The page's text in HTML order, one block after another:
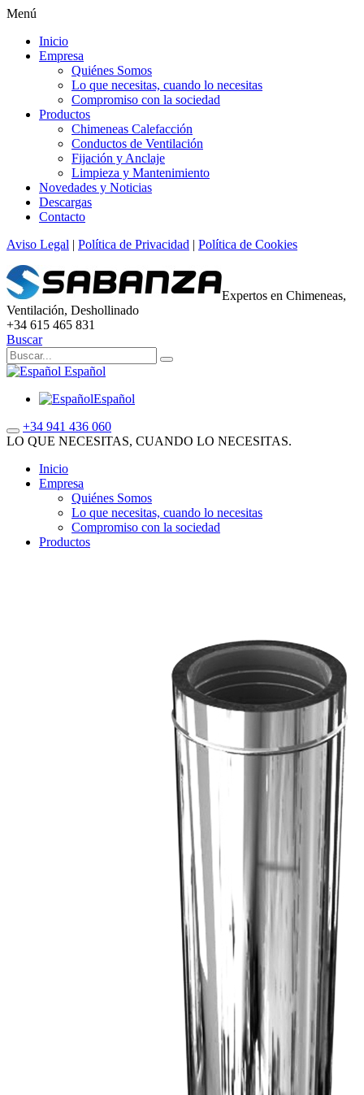
Menú
Inicio
Empresa
Quiénes Somos
Lo que necesitas, cuando lo necesitas
Compromiso con la sociedad
Productos
Chimeneas Calefacción
Conductos de Ventilación
Fijación y Anclaje
Limpieza y Mantenimiento
Novedades y Noticias
Descargas
Contacto
Aviso Legal | Política de Privacidad | Política de Cookies
Expertos en Chimeneas,
Ventilación, Deshollinado
+34 615 465 831
Buscar
Español
Español
+34 941 436 060
LO QUE NECESITAS, CUANDO LO NECESITAS.
Inicio
Empresa
Quiénes Somos
Lo que necesitas, cuando lo necesitas
Compromiso con la sociedad
Productos